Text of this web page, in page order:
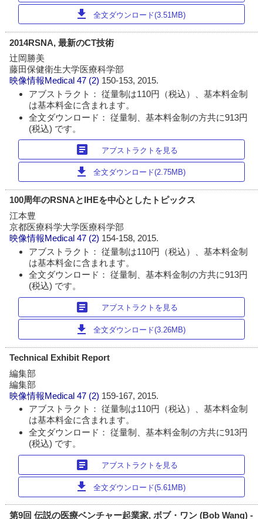
download 全文ダウンロード(3.51MB)
2014RSNA, 最新のCT技術
辻岡勝美
藤田保健衛生大学医療科学部
映像情報Medical 47 (2) 150-153, 2015.
アブストラクト： 従量制は110円（税込）、基本料金制
は基本料金に含まれます。
全文ダウンロード： 従量制、基本料金制の方共に913円
(税込) です。
article アブストラクトを見る
download 全文ダウンロード(2.75MB)
100周年のRSNAとIHEを中心としたトピックス
江本豊
京都医療科学大学医療科学部
映像情報Medical 47 (2) 154-158, 2015.
アブストラクト： 従量制は110円（税込）、基本料金制
は基本料金に含まれます。
全文ダウンロード： 従量制、基本料金制の方共に913円
(税込) です。
article アブストラクトを見る
download 全文ダウンロード(3.26MB)
Technical Exhibit Report
編集部
編集部
映像情報Medical 47 (2) 159-167, 2015.
アブストラクト： 従量制は110円（税込）、基本料金制
は基本料金に含まれます。
全文ダウンロード： 従量制、基本料金制の方共に913円
(税込) です。
article アブストラクトを見る
download 全文ダウンロード(5.61MB)
第9回 伝説の医療ベンチャー起業家, ボブ・ワン (Bob Wang) -